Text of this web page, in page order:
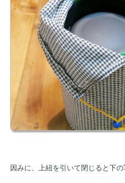
因みに、上紐を引いて閉じると下の